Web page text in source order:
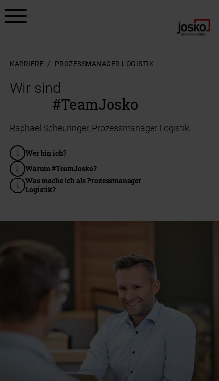
KARRIERE PROZESSMANAGER LOGISTIK
Wir sind
#TeamJosko
Raphael Scheuringer, Prozessmanager Logistik.
Wer bin ich?
Warum #TeamJosko?
Was mache ich als Prozessmanager
Logistik?